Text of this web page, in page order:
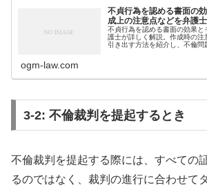
不貞行為を認める書面の
成上の注意点などを弁護
不貞行為を認める書面の効果
護士が詳しく解説。作成時の注
引き出す方法を紹介し、不倫問
ogm-law.com
3-2: 不倫裁判を提起するとき
不倫裁判を提起する際には、すべての
るのではなく、裁判の進行に合わせて